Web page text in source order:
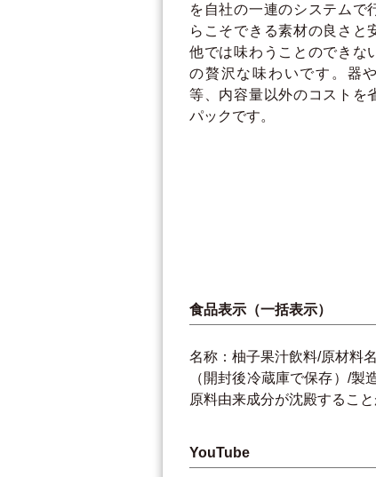
を自社の一連のシステムで
らこそできる素材の良さと
他では味わうことのできな
の贅沢な味わいです。器
等、内容量以外のコストを
パックです。
食品表示（一括表示）
名称：柚子果汁飲料/原材料
（開封後冷蔵庫で保存）/
原料由来成分が沈殿するこ
YouTube